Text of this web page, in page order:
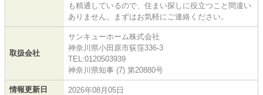
も精通しているので、住まい探しに役立つこと間違い
ありません。まずはお気軽にご連絡ください。
取扱会社
サンキューホーム株式会社
神奈川県小田原市荻窪336-3
TEL:0120503939
神奈川県知事 (7) 第20880号
情報更新日 2026年08月05日